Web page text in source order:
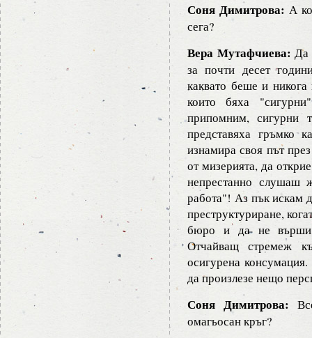
Соня Димитрова: А
сега?
Вера Мутафчиева: Да
за почти десет
каквато беше и
които бяха
припомним, сигурни
представяха гръмко
изнамира своя път
от мизерията, да
непрестанно слушаш
работа"! Аз пък искам
преструктуриране,
бюро и да не върши
Отчайващ стремеж
осигурена
да произлезе нещо
Соня Димитрова:
омагьосан кръг?